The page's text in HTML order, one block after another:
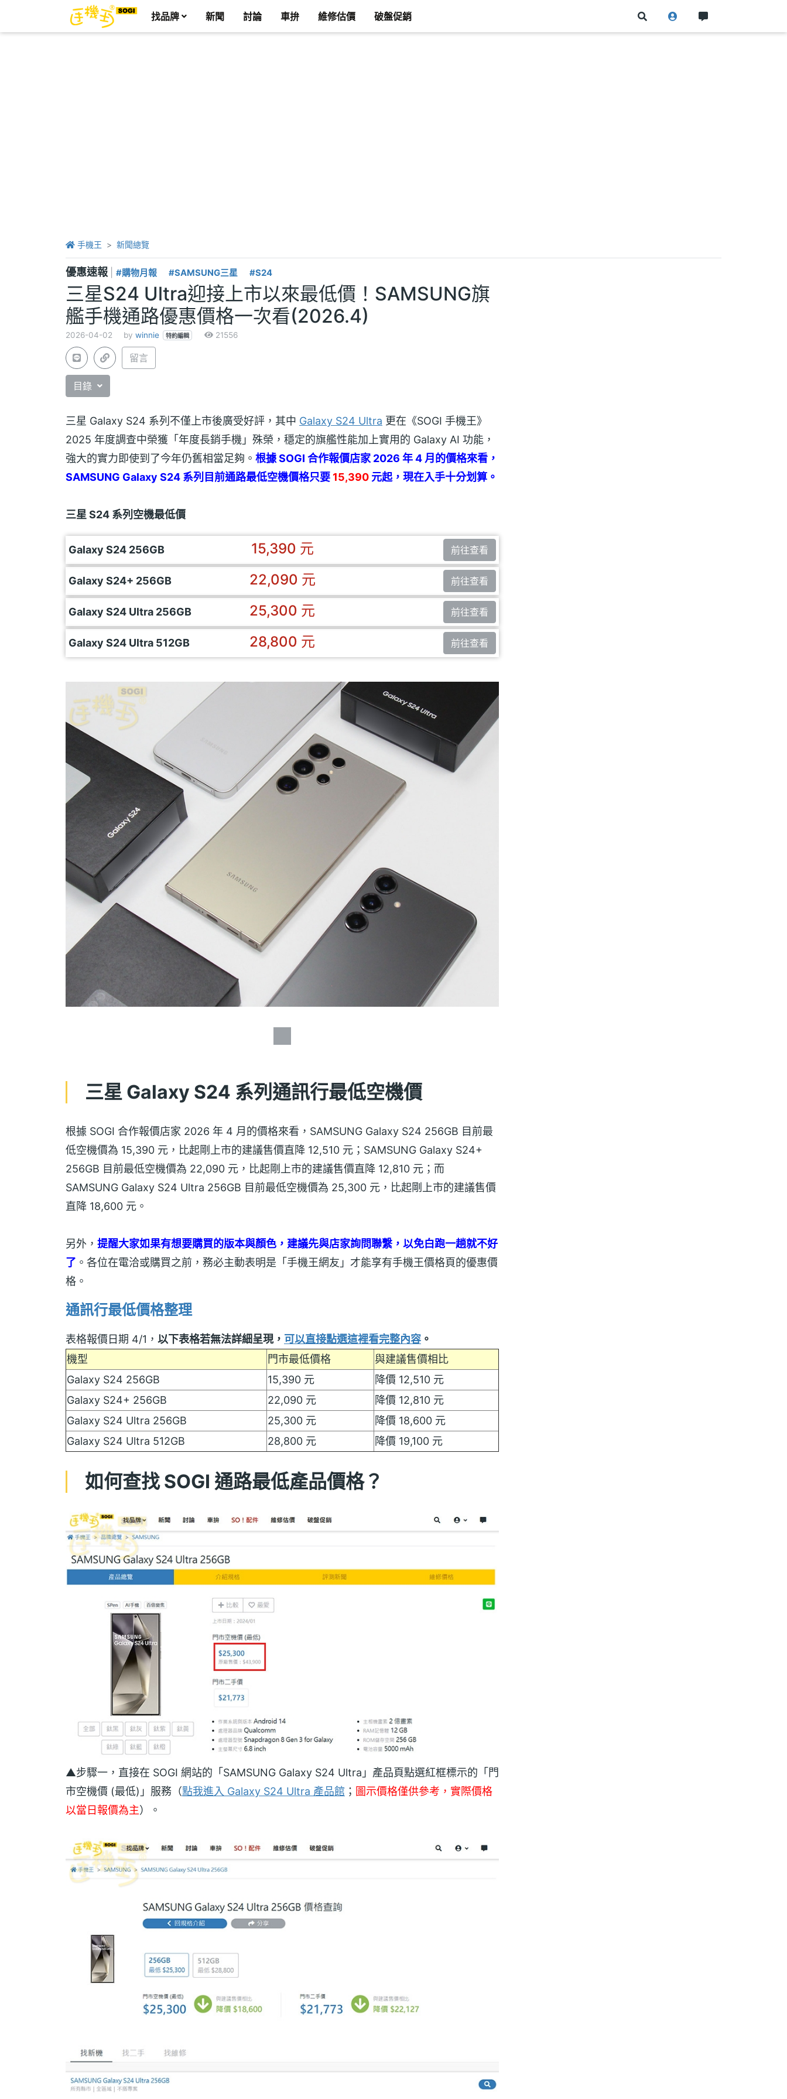
找品牌 新聞 討論 車拚 維修估價 破盤促銷
手機王 新聞總覽
優惠速報 #購物月報 #SAMSUNG三星 #S24
三星S24 Ultra迎接上市以來最低價！SAMSUNG旗
艦手機通路優惠價格一次看(2026.4)
2026-04-02 by winnie 特約編輯 21556
留言
目錄
三星 Galaxy S24 系列不僅上市後廣受好評，其中 Galaxy S24 Ultra 更在《SOGI 手機王》
2025 年度調查中榮獲「年度長銷手機」殊榮，穩定的旗艦性能加上實用的 Galaxy AI 功能，
強大的實力即使到了今年仍舊相當足夠。 根據 SOGI 合作報價店家 2026 年 4 月的價格來看，
SAMSUNG Galaxy S24 系列目前通路最低空機價格只要 15,390 元起，現在入手十分划算。
三星 S24 系列空機最低價
Galaxy S24 256GB 15,390 元 前往查看
Galaxy S24+ 256GB 22,090 元 前往查看
Galaxy S24 Ultra 256GB 25,300 元 前往查看
Galaxy S24 Ultra 512GB 28,800 元 前往查看
三星 Galaxy S24 系列通訊行最低空機價
根據 SOGI 合作報價店家 2026 年 4 月的價格來看，SAMSUNG Galaxy S24 256GB 目前最
低空機價為 15,390 元，比起剛上市的建議售價直降 12,510 元；SAMSUNG Galaxy S24+
256GB 目前最低空機價為 22,090 元，比起剛上市的建議售價直降 12,810 元；而
SAMSUNG Galaxy S24 Ultra 256GB 目前最低空機價為 25,300 元，比起剛上市的建議售價
直降 18,600 元。
另外， 提醒大家如果有想要購買的版本與顏色，建議先與店家詢問聯繫，以免白跑一趟就不好
了 。各位在電洽或購買之前，務必主動表明是「手機王網友」才能享有手機王價格頁的優惠價
格。
通訊行最低價格整理
表格報價日期 4/1， 以下表格若無法詳細呈現， 可以直接點選這裡看完整內容 。
機型
門市最低價格
與建議售價相比
Galaxy S24 256GB
15,390 元
降價 12,510 元
Galaxy S24+ 256GB
22,090 元
降價 12,810 元
Galaxy S24 Ultra 256GB
25,300 元
降價 18,600 元
Galaxy S24 Ultra 512GB
28,800 元 降價 19,100 元
如何查找 SOGI 通路最低產品價格？
▲步驟一，直接在 SOGI 網站的「SAMSUNG Galaxy S24 Ultra」產品頁點選紅框標示的「門
市空機價 (最低)」服務（點我進入 Galaxy S24 Ultra 產品館 ； 圖示價格僅供參考，實際價格
以當日報價為主）。